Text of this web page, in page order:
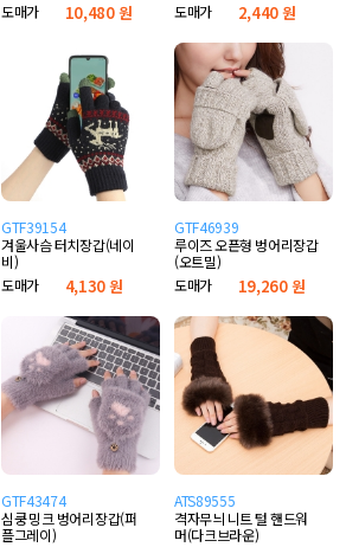
도매가
10,480 원
도매가
2,440 원
GTF39154
겨울사슴 터치장갑(네이
비)
도매가
4,130 원
GTF46939
루이즈 오픈형 벙어리장갑
(오트밀)
도매가
19,260 원
GTF43474
심쿵 밍크 벙어리장갑(퍼
플그레이)
ATS89555
격자무늬 니트 털 핸드워
머(다크브라운)